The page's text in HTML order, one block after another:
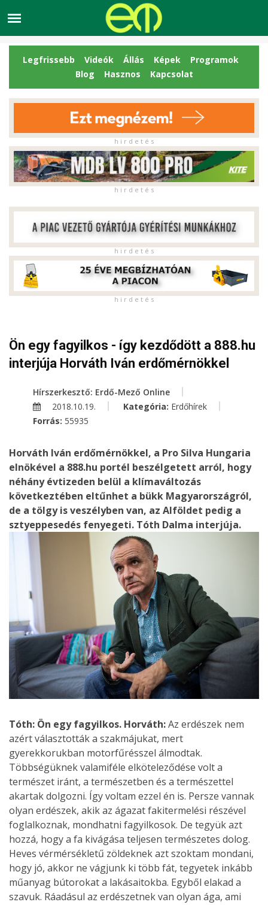
Legfrissebb Videók Állás Képek
Programok
Blog
Hasznos Kapcsolat
h i r d e t é s
h i r d e t é s
h i r d e t é s
h i r d e t é s
Ön egy fagyilkos - így kezdődött a 888.hu
interjúja Horváth Iván erdőmérnökkel
Hírszerkesztő: Erdő-Mező Online
2018.10.19.
Kategória: Erdőhírek
Forrás: 55935
Horváth Iván erdőmérnökkel, a Pro Silva Hungaria
elnökével a 888.hu portél beszélgetett arról, hogy
néhány évtizeden belül a klímaváltozás
következtében eltűnhet a bükk Magyarországról,
de a tölgy is veszélyben van, az Alföldet pedig a
sztyeppesedés fenyegeti. Tóth Dalma interjúja.
Tóth: Ön egy fagyilkos. Horváth:Az erdészek nem
azért választották a szakmájukat, mert
gyerekkorukban motorfűrésszel álmodtak.
Többségüknek valamiféle elköteleződése volt a
természet iránt, a természetben és a természettel
akartak dolgozni. Így voltam ezzel én is. Persze vannak
olyan erdészek, akik az ágazat fakitermelési részével
foglalkoznak, mondhatni fagyilkosok. De tegyük azt
hozzá, hogy a fa kivágása teljesen természetes dolog.
Heves vérmérsékletű zöldeknek azt szoktam mondani,
hogy jó, akkor ne vágjunk ki több fát, tegyetek inkább
műanyag bútorokat a lakásaitokba. Egyből elakad a
szavuk. Ráadásul az erdészetnek van olyan ága, ami